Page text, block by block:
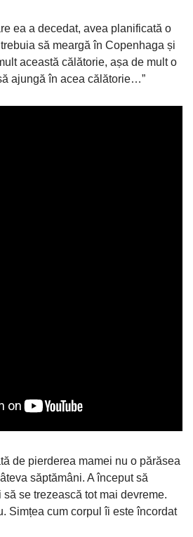
ea a decedat, avea planificată o
să meargă în Copenhaga și
această călătorie, așa de mult o
ajungă în acea călătorie…”
de pierderea mamei nu o părăsea
săptămâni. A început să
se trezească tot mai devreme.
Simțea cum corpul îi este încordat